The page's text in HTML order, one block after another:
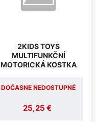
2KIDS TOYS
MULTIFUNKČNÍ
MOTORICKÁ KOSTKA
25,25 €
DOČASNE NEDOSTUPNÉ